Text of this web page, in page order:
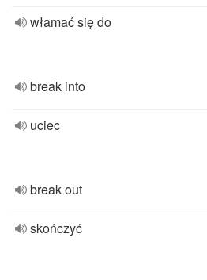
włamać się do
break into
uciec
break out
skończyć